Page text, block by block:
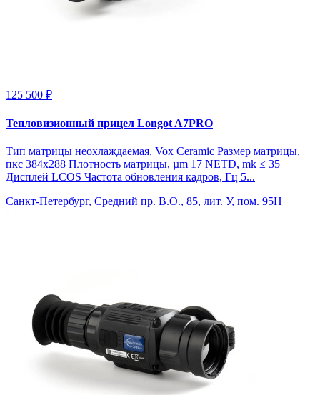
125 500 ₽
Тепловизионный прицел Longot A7PRO
Тип матрицы неохлаждаемая, Vox Ceramic Размер матрицы,
пкс 384x288 Плотность матрицы, µm 17 NETD, mk ≤ 35
Дисплей LCOS Частота обновления кадров, Гц 5...
Санкт-Петербург, Средний пр. В.О., 85, лит. У, пом. 95Н